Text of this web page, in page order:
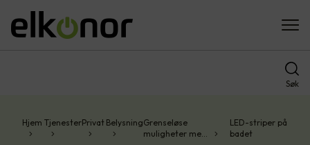
Søk
Hjem TjenesterPrivat BelysningGrenseløse
muligheter me…
LED-striper på
badet